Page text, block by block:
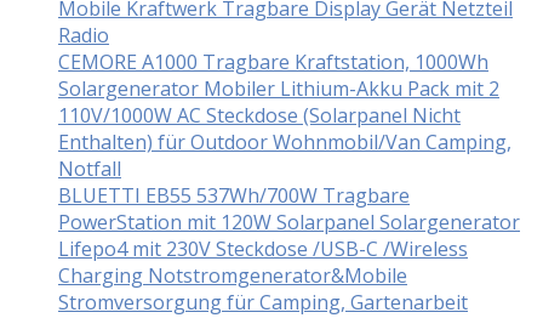
Mobile Kraftwerk Tragbare Display Gerät Netzteil
Radio
CEMORE A1000 Tragbare Kraftstation, 1000Wh
Solargenerator Mobiler Lithium-Akku Pack mit 2
110V/1000W AC Steckdose (Solarpanel Nicht
Enthalten) für Outdoor Wohnmobil/Van Camping,
Notfall
BLUETTI EB55 537Wh/700W Tragbare
PowerStation mit 120W Solarpanel Solargenerator
Lifepo4 mit 230V Steckdose /USB-C /Wireless
Charging Notstromgenerator&Mobile
Stromversorgung für Camping, Gartenarbeit